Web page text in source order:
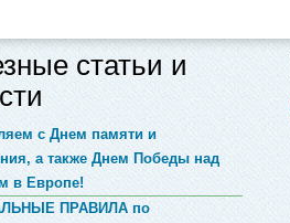
статьи и
с Днем памяти и
а также Днем Победы над
в Европе!
ПРАВИЛА по